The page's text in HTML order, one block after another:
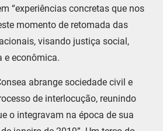
“experiências concretas que nos
momento de retomada das
visando justiça social,
e econômica.
abrange sociedade civil e
de interlocução, reunindo
o integravam na época de sua